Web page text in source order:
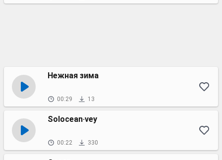
Нежная зима
00:29 13
Solocean·vey
00:22 330